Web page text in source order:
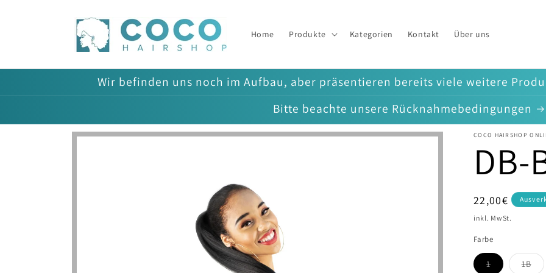
Home Produkte Kategorien Kontakt Über uns
Wir befinden uns noch im Aufbau, aber präsentieren bereits viele weitere
Bitte beachte unsere Rücknahmebedingungen
Zu
COCO HAIRSHOP
DB-
Normaler
Preis
22,00€
inkl. MwSt.
Farbe
1 1B